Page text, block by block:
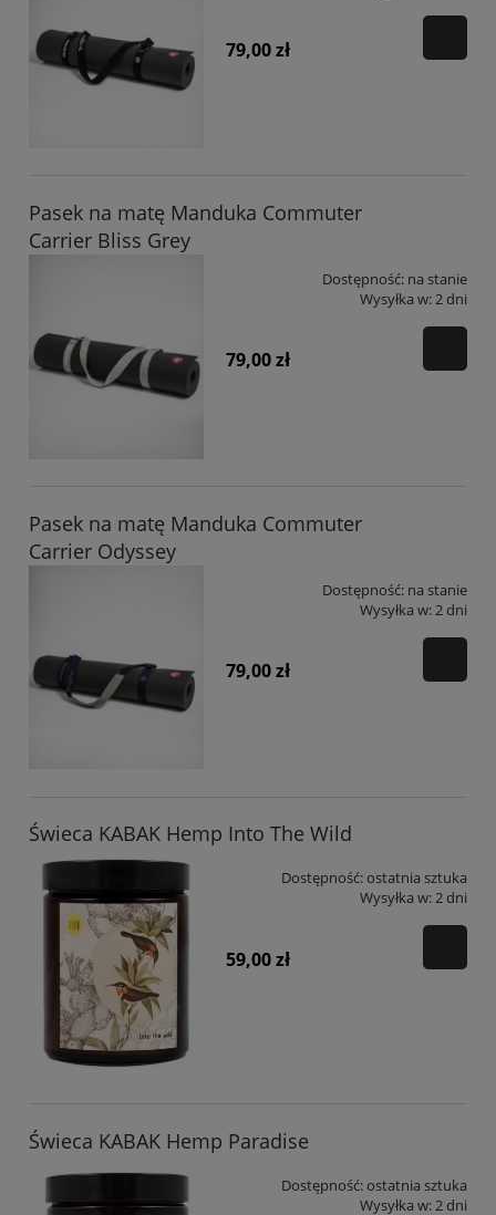
79,00 zł
Pasek na matę Manduka Commuter
Carrier Bliss Grey
Dostępność: na stanie
Wysyłka w:2 dni
79,00 zł
Pasek na matę Manduka Commuter
Carrier Odyssey
Dostępność: na stanie
Wysyłka w:2 dni
79,00 zł
Świeca KABAK Hemp Into The Wild
Dostępność:ostatnia sztuka
Wysyłka w:2 dni
59,00 zł
Świeca KABAK Hemp Paradise
Dostępność:ostatnia sztuka
Wysyłka w: 2 dni